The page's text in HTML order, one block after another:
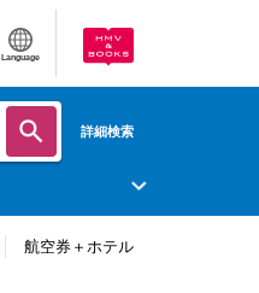
Language
詳細検索
航空券＋ホテル